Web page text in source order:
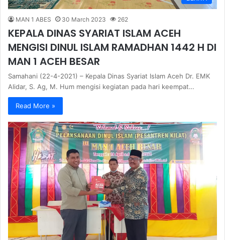
MAN 1 ABES 30 March 2023 262
KEPALA DINAS SYARIAT ISLAM ACEH
MENGISI DINUL ISLAM RAMADHAN 1442 H DI
MAN 1 ACEH BESAR
Samahani (22-4-2021) – Kepala Dinas Syariat Islam Aceh Dr. EMK
Alidar, S. Ag, M. Hum mengisi kegiatan pada hari keempat…
Read More »